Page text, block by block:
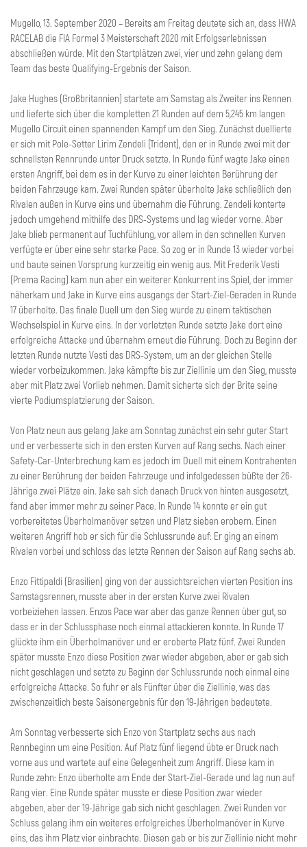
Mugello, 13. September 2020 – Bereits am Freitag deutete sich an, dass HWA
RACELAB die FIA Formel 3 Meisterschaft 2020 mit Erfolgserlebnissen
abschließen würde. Mit den Startplätzen zwei, vier und zehn gelang dem
Team das beste Qualifying-Ergebnis der Saison.
Jake Hughes (Großbritannien) startete am Samstag als Zweiter ins Rennen
und lieferte sich über die kompletten 21 Runden auf dem 5,245 km langen
Mugello Circuit einen spannenden Kampf um den Sieg. Zunächst duellierte
er sich mit Pole-Setter Lirim Zendeli (Trident), den er in Runde zwei mit der
schnellsten Rennrunde unter Druck setzte. In Runde fünf wagte Jake einen
ersten Angriff, bei dem es in der Kurve zu einer leichten Berührung der
beiden Fahrzeuge kam. Zwei Runden später überholte Jake schließlich den
Rivalen außen in Kurve eins und übernahm die Führung. Zendeli konterte
jedoch umgehend mithilfe des DRS-Systems und lag wieder vorne. Aber
Jake blieb permanent auf Tuchfühlung, vor allem in den schnellen Kurven
verfügte er über eine sehr starke Pace. So zog er in Runde 13 wieder vorbei
und baute seinen Vorsprung kurzzeitig ein wenig aus. Mit Frederik Vesti
(Prema Racing) kam nun aber ein weiterer Konkurrent ins Spiel, der immer
näherkam und Jake in Kurve eins ausgangs der Start-Ziel-Geraden in Runde
17 überholte. Das finale Duell um den Sieg wurde zu einem taktischen
Wechselspiel in Kurve eins. In der vorletzten Runde setzte Jake dort eine
erfolgreiche Attacke und übernahm erneut die Führung. Doch zu Beginn der
letzten Runde nutzte Vesti das DRS-System, um an der gleichen Stelle
wieder vorbeizukommen. Jake kämpfte bis zur Ziellinie um den Sieg, musste
aber mit Platz zwei Vorlieb nehmen. Damit sicherte sich der Brite seine
vierte Podiumsplatzierung der Saison.
Von Platz neun aus gelang Jake am Sonntag zunächst ein sehr guter Start
und er verbesserte sich in den ersten Kurven auf Rang sechs. Nach einer
Safety-Car-Unterbrechung kam es jedoch im Duell mit einem Kontrahenten
zu einer Berührung der beiden Fahrzeuge und infolgedessen büßte der 26-
Jährige zwei Plätze ein. Jake sah sich danach Druck von hinten ausgesetzt,
fand aber immer mehr zu seiner Pace. In Runde 14 konnte er ein gut
vorbereitetes Überholmanöver setzen und Platz sieben erobern. Einen
weiteren Angriff hob er sich für die Schlussrunde auf: Er ging an einem
Rivalen vorbei und schloss das letzte Rennen der Saison auf Rang sechs ab.
Enzo Fittipaldi (Brasilien) ging von der aussichtsreichen vierten Position ins
Samstagsrennen, musste aber in der ersten Kurve zwei Rivalen
vorbeiziehen lassen. Enzos Pace war aber das ganze Rennen über gut, so
dass er in der Schlussphase noch einmal attackieren konnte. In Runde 17
glückte ihm ein Überholmanöver und er eroberte Platz fünf. Zwei Runden
später musste Enzo diese Position zwar wieder abgeben, aber er gab sich
nicht geschlagen und setzte zu Beginn der Schlussrunde noch einmal eine
erfolgreiche Attacke. So fuhr er als Fünfter über die Ziellinie, was das
zwischenzeitlich beste Saisonergebnis für den 19-Jährigen bedeutete.
Am Sonntag verbesserte sich Enzo von Startplatz sechs aus nach
Rennbeginn um eine Position. Auf Platz fünf liegend übte er Druck nach
vorne aus und wartete auf eine Gelegenheit zum Angriff. Diese kam in
Runde zehn: Enzo überholte am Ende der Start-Ziel-Gerade und lag nun auf
Rang vier. Eine Runde später musste er diese Position zwar wieder
abgeben, aber der 19-Jährige gab sich nicht geschlagen. Zwei Runden vor
Schluss gelang ihm ein weiteres erfolgreiches Überholmanöver in Kurve
eins, das ihm Platz vier einbrachte. Diesen gab er bis zur Ziellinie nicht mehr